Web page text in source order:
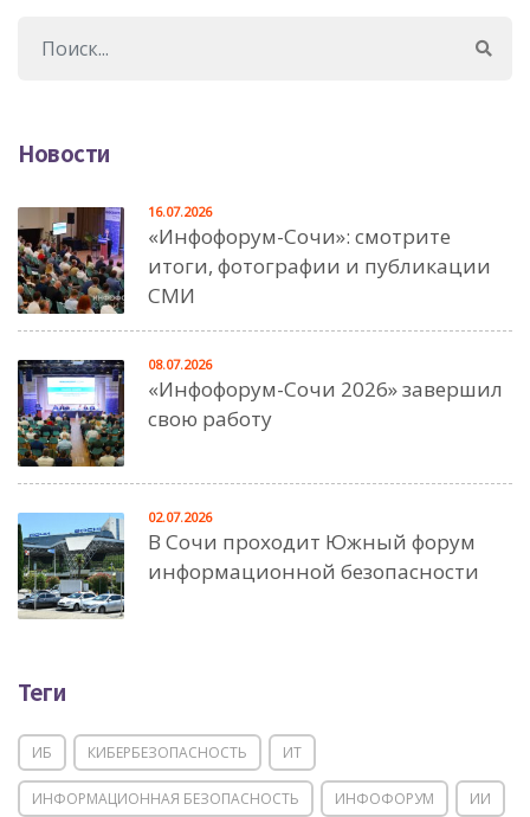
Новости
«Инфофорум-Сочи»: смотрите
итоги, фотографии и публикации
СМИ
16.07.2026
«Инфофорум-Сочи 2026» завершил
свою работу
08.07.2026
В Сочи проходит Южный форум
информационной безопасности
02.07.2026
Теги
ИБ КИБЕРБЕЗОПАСНОСТЬ ИТ
ИНФОРМАЦИОННАЯ БЕЗОПАСНОСТЬ ИНФОФОРУМ ИИ